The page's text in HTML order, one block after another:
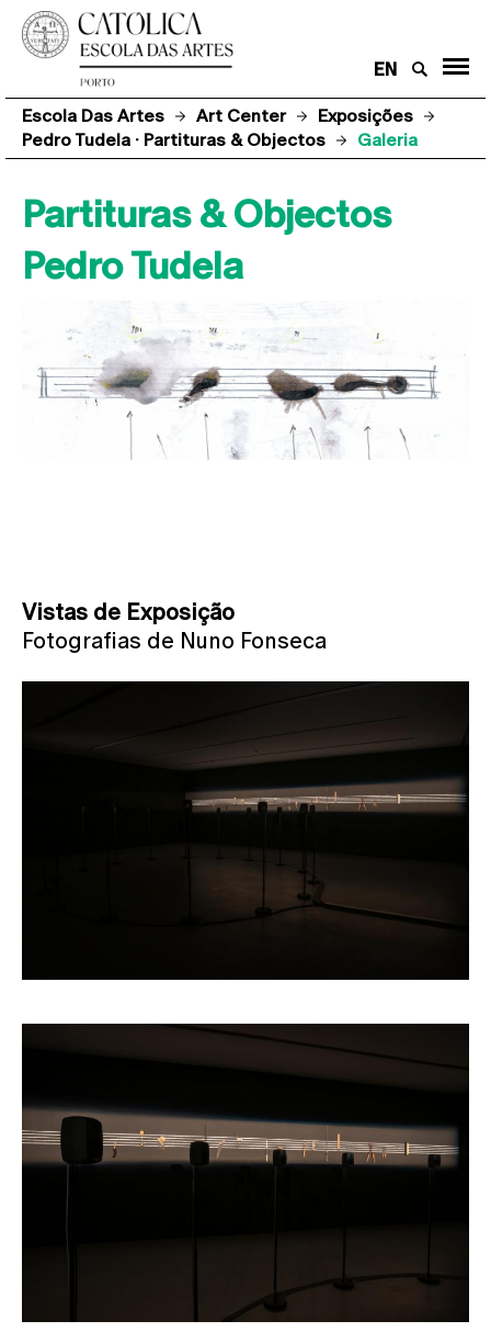
EN
Escola Das Artes Art Center
Exposições
Pedro Tudela · Partituras & Objectos
Galeria
Partituras & Objectos
Pedro Tudela
Vistas de Exposição
Fotografias de Nuno Fonseca